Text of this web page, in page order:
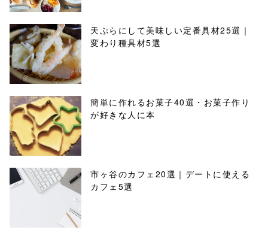
天ぷらにして美味しい定番具材25選｜
変わり種具材5選
簡単に作れるお菓子40選・お菓子作り
が好きな人に本
市ヶ谷のカフェ20選｜デートに使える
カフェ5選